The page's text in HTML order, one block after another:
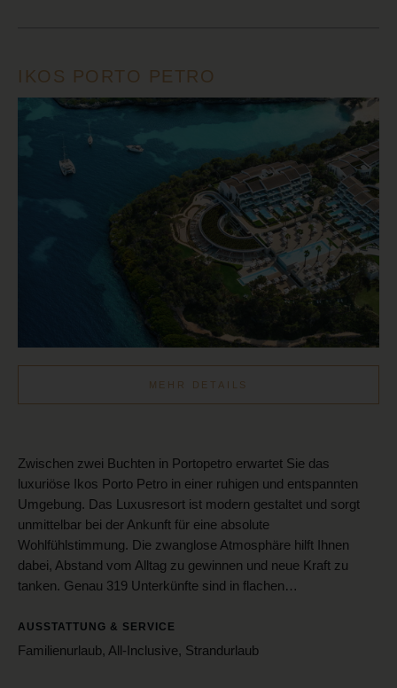
IKOS PORTO PETRO
MEHR DETAILS
Zwischen zwei Buchten in Portopetro erwartet Sie das
luxuriöse Ikos Porto Petro in einer ruhigen und entspannten
Umgebung. Das Luxusresort ist modern gestaltet und sorgt
unmittelbar bei der Ankunft für eine absolute
Wohlfühlstimmung. Die zwanglose Atmosphäre hilft Ihnen
dabei, Abstand vom Alltag zu gewinnen und neue Kraft zu
tanken. Genau 319 Unterkünfte sind in flachen…
AUSSTATTUNG & SERVICE
Familienurlaub, All-Inclusive, Strandurlaub